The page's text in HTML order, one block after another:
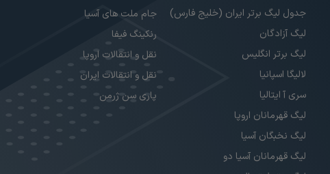
جدول لیگ برتر ایران (خلیج فارس)
لیگ آزادگان
لیگ برتر انگلیس
لالیگا اسپانیا
سری آ ایتالیا
لیگ قهرمانان اروپا
لیگ نخبگان آسیا
لیگ قهرمانان آسیا دو
جام ملت های آسیا
رنکینگ فیفا
نقل و انتقالات اروپا
نقل و انتقالات ایران
پاری سن ژرمن